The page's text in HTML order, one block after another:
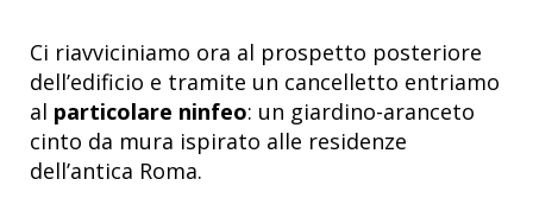
Ci riavviciniamo ora al prospetto posteriore
dell’edificio e tramite un cancelletto entriamo
al particolare ninfeo: un giardino-aranceto
cinto da mura ispirato alle residenze
dell’antica Roma.